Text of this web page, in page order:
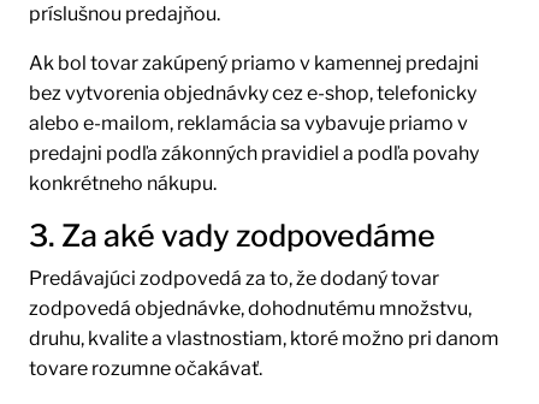
príslušnou predajňou.
Ak bol tovar zakúpený priamo v kamennej predajni
bez vytvorenia objednávky cez e-shop, telefonicky
alebo e-mailom, reklamácia sa vybavuje priamo v
predajni podľa zákonných pravidiel a podľa povahy
konkrétneho nákupu.
3. Za aké vady zodpovedáme
Predávajúci zodpovedá za to, že dodaný tovar
zodpovedá objednávke, dohodnutému množstvu,
druhu, kvalite a vlastnostiam, ktoré možno pri danom
tovare rozumne očakávať.